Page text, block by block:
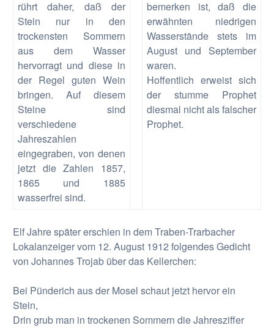
rührt daher, daß der
Stein nur in den
trockensten Sommern
aus dem Wasser
hervorragt und diese in
der Regel guten Wein
bringen. Auf diesem
Steine sind
verschiedene
Jahreszahlen
eingegraben, von denen
jetzt die Zahlen 1857,
1865 und 1885
wasserfrei sind.
bemerken ist, daß die
erwähnten niedrigen
Wasserstände stets im
August und September
waren.
Hoffentlich erweist sich
der stumme Prophet
diesmal nicht als falscher
Prophet.
Elf Jahre später erschien in dem Traben-Trarbacher
Lokalanzeiger vom 12. August 1912 folgendes Gedicht
von Johannes Trojab über das Kellerchen:
Bei Pünderich aus der Mosel schaut jetzt hervor ein
Stein,
Drin grub man in trockenen Sommern die Jahresziffer